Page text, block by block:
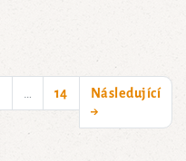
14
Následující
→